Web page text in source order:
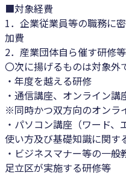
■対象経費
1．企業従業員等の職務に
加費
2．産業団体自ら催す研修
〇次に揚げるものは対象外
・年度を越える研修
・通信講座、オンライン
※同時かつ双方向のオンラ
・パソコン講座（ワード
使い方及び基礎知識に関す
・ビジネスマナー等の一般
足立区が実施する研修等